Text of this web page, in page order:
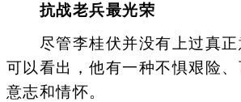
抗战老兵最光荣
尽管李桂伏并没有上过真正
可以看出，他有一种不惧艰险
意志和情怀。